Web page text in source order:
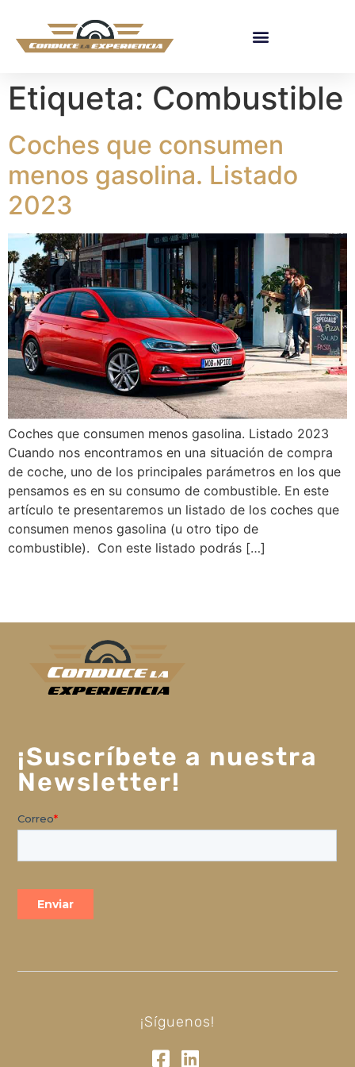
Etiqueta: Combustible
Coches que consumen
menos gasolina. Listado
2023
Coches que consumen menos gasolina. Listado 2023
Cuando nos encontramos en una situación de compra
de coche, uno de los principales parámetros en los que
pensamos es en su consumo de combustible. En este
artículo te presentaremos un listado de los coches que
consumen menos gasolina (u otro tipo de
combustible). Con este listado podrás […]
¡Suscríbete a nuestra
Newsletter!
¡Síguenos!